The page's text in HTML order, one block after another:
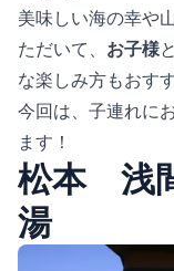
美味しい海の幸や
ただいて、 お子様
な楽しみ方もおす
今回は、子連れに
ます！
松本 浅
湯